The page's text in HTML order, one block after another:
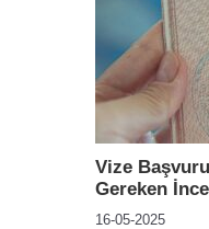
Vize
Gereken
16-05-2025